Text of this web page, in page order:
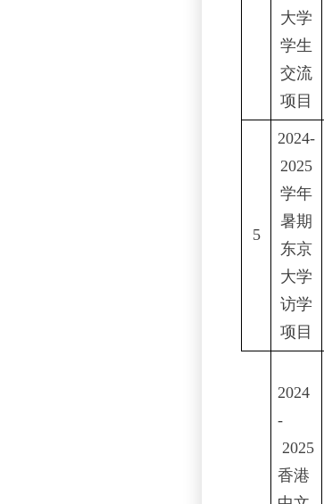
大学
学生
交流
项目
5
2024-
2025
学年
暑期
东京
大学
访学
项目
2024
-
2025
香港